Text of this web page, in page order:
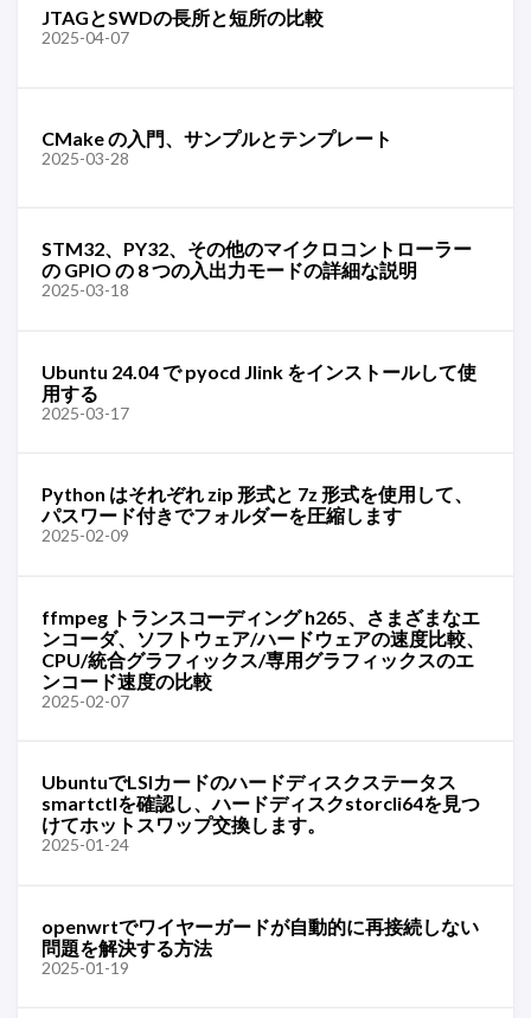
JTAGとSWDの長所と短所の比較
2025-04-07
CMake の入門、サンプルとテンプレート
2025-03-28
STM32、PY32、その他のマイクロコントローラー
の GPIO の 8 つの入出力モードの詳細な説明
2025-03-18
Ubuntu 24.04 で pyocd Jlink をインストールして使
用する
2025-03-17
Python はそれぞれ zip 形式と 7z 形式を使用して、
パスワード付きでフォルダーを圧縮します
2025-02-09
ffmpeg トランスコーディング h265、さまざまなエ
ンコーダ、ソフトウェア/ハードウェアの速度比較、
CPU/統合グラフィックス/専用グラフィックスのエ
ンコード速度の比較
2025-02-07
UbuntuでLSIカードのハードディスクステータス
smartctlを確認し、ハードディスクstorcli64を見つ
けてホットスワップ交換します。
2025-01-24
openwrtでワイヤーガードが自動的に再接続しない
問題を解決する方法
2025-01-19